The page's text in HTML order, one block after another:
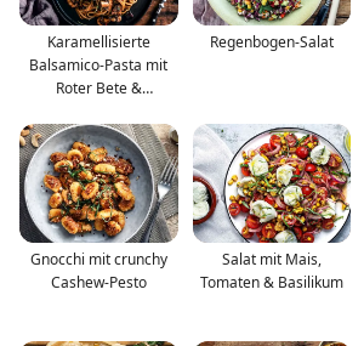
Karamellisierte
Balsamico-Pasta mit
Roter Bete &
Regenbogen-Salat
Gnocchi mit crunchy
Cashew-Pesto
Salat mit Mais,
Tomaten & Basilikum